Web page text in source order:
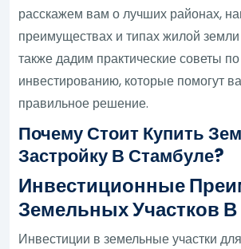
расскажем вам о лучших районах,
преимуществах и типах жилой
также дадим практические советы по
инвестированию, которые помогут
правильное решение.
Почему Стоит Купить
Застройку В Стамбуле?
Инвестиционные
Земельных Участков
Инвестиции в земельные участки